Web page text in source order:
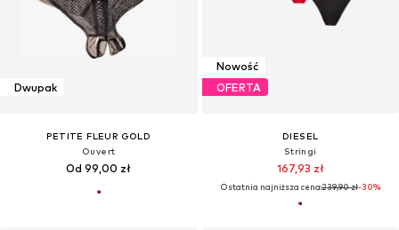
Dwupak
PETITE FLEUR GOLD
Ouvert
Od 99,00 zł
Nowość
OFERTA
DIESEL
Stringi
167,93 zł
Ostatnia najniższa cena:239,90 zł-30%